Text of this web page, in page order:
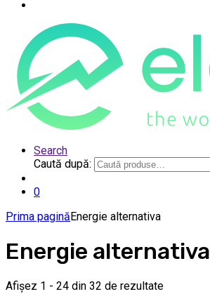
Search
Caută după:
0
Prima paginăEnergie alternativa
Energie alternativa
Afișez 1 - 24 din 32 de rezultate